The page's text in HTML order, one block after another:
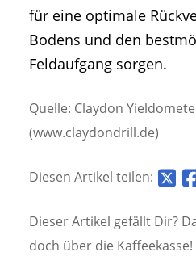
für eine optimale
Bodens und den
Feldaufgang sorgen.
Quelle: Claydon
(www.claydondrill.de)
Diesen Artikel teilen:
Dieser Artikel gefällt Dir?
doch über die Kaffeekasse!